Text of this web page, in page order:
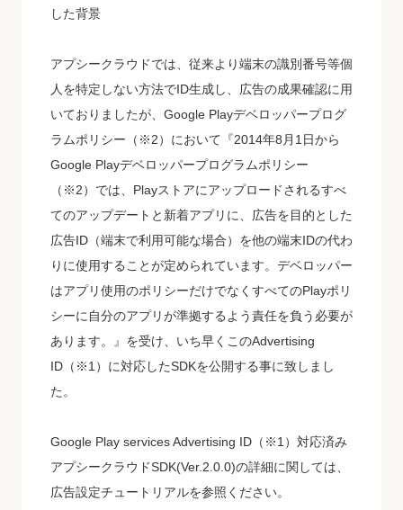
した背景
アプシークラウドでは、従来より端末の識別番号等個
人を特定しない方法でID生成し、広告の成果確認に用
いておりましたが、Google Playデベロッパープログ
ラムポリシー（※2）において『2014年8月1日から
Google Playデベロッパープログラムポリシー
（※2）では、Playストアにアップロードされるすべ
てのアップデートと新着アプリに、広告を目的とした
広告ID（端末で利用可能な場合）を他の端末IDの代わ
りに使用することが定められています。デベロッパー
はアプリ使用のポリシーだけでなくすべてのPlayポリ
シーに自分のアプリが準拠するよう責任を負う必要が
あります。』を受け、いち早くこのAdvertising
ID（※1）に対応したSDKを公開する事に致しまし
た。
Google Play services Advertising ID（※1）対応済み
アプシークラウドSDK(Ver.2.0.0)の詳細に関しては、
広告設定チュートリアルを参照ください。